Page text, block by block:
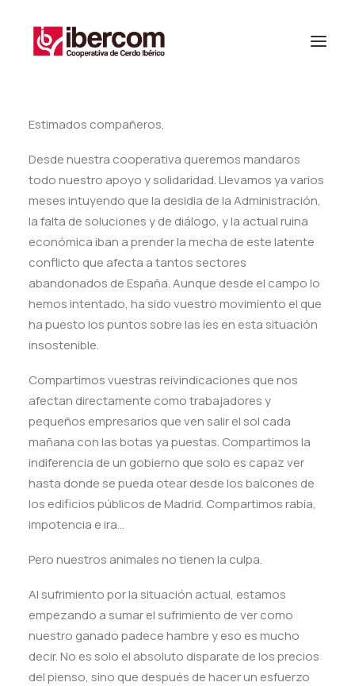
Estimados compañeros,
Desde nuestra cooperativa queremos mandaros
todo nuestro apoyo y solidaridad. Llevamos ya varios
meses intuyendo que la desidia de la Administración,
la falta de soluciones y de diálogo, y la actual ruina
económica iban a prender la mecha de este latente
conflicto que afecta a tantos sectores
abandonados de España. Aunque desde el campo lo
hemos intentado, ha sido vuestro movimiento el que
ha puesto los puntos sobre las íes en esta situación
insostenible.
Compartimos vuestras reivindicaciones que nos
afectan directamente como trabajadores y
pequeños empresarios que ven salir el sol cada
mañana con las botas ya puestas. Compartimos la
indiferencia de un gobierno que solo es capaz ver
hasta donde se pueda otear desde los balcones de
los edificios públicos de Madrid. Compartimos rabia,
impotencia e ira…
Pero nuestros animales no tienen la culpa.
Al sufrimiento por la situación actual, estamos
empezando a sumar el sufrimiento de ver como
nuestro ganado padece hambre y eso es mucho
decir. No es solo el absoluto disparate de los precios
del pienso, sino que después de hacer un esfuerzo